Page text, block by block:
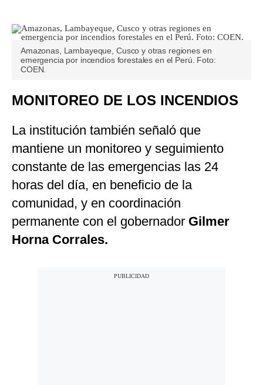
Amazonas, Lambayeque, Cusco y otras regiones en
emergencia por incendios forestales en el Perú. Foto:
COEN.
MONITOREO DE LOS INCENDIOS
La institución también señaló que
mantiene un monitoreo y seguimiento
constante de las emergencias las 24
horas del día, en beneficio de la
comunidad, y en coordinación
permanente con el gobernador Gilmer
Horna Corrales.